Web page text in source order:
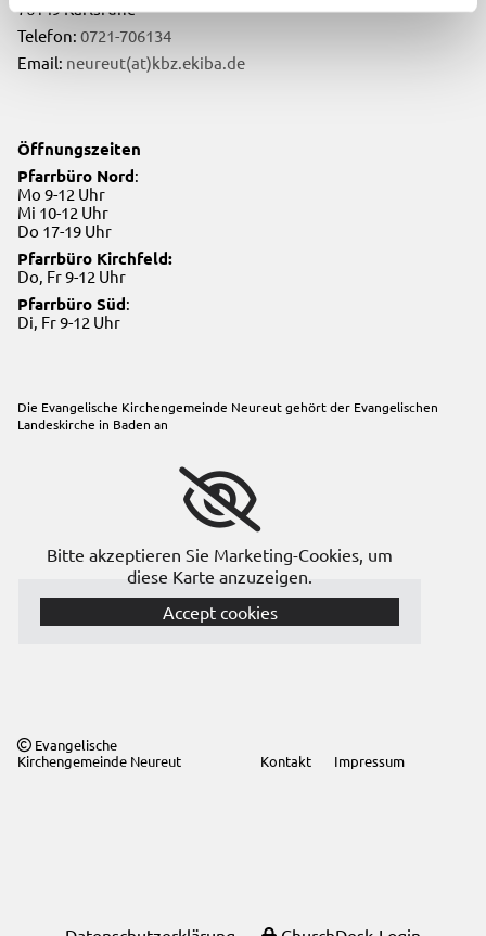
76149 Karlsruhe
Telefon: 0721-706134
Email: neureut(at)kbz.ekiba.de
Öffnungszeiten
Pfarrbüro Nord:
Mo 9-12 Uhr
Mi 10-12 Uhr
Do 17-19 Uhr
Pfarrbüro Kirchfeld:
Do, Fr 9-12 Uhr
Pfarrbüro Süd:
Di, Fr 9-12 Uhr
Die Evangelische Kirchengemeinde Neureut gehört der Evangelischen
Landeskirche in Baden an
Bitte akzeptieren Sie Marketing-Cookies, um
diese Karte anzuzeigen.
Accept cookies
 Evangelische
Kirchengemeinde Neureut
Kontakt Impressum